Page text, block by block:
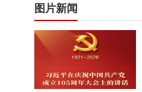
图片新闻